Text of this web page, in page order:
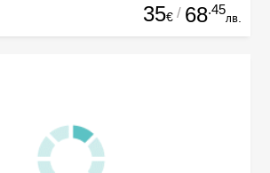
35€ / 68.45
лв.